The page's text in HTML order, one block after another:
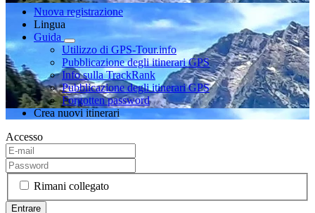
Nuova registrazione
Lingua
Guida
Utilizzo di GPS-Tour.info
Pubblicazione degli itinerari GPS
Info sulla TrackRank
Pubblicazione degli itinerari GPS
Forgotten password
Crea nuovi itinerari
Accesso
Rimani collegato